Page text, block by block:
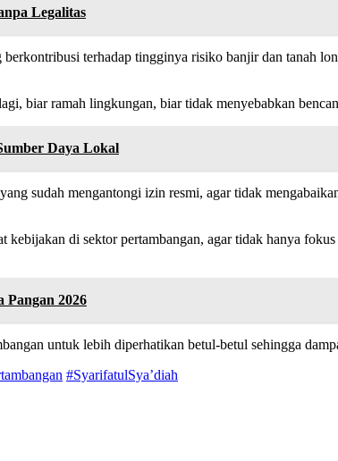
Legalitas
terhadap tingginya risiko banjir dan tanah
biar ramah lingkungan, biar tidak menyebabkan
Daya Lokal
sudah mengantongi izin resmi, agar tidak
di sektor pertambangan, agar tidak hanya
Pangan 2026
untuk lebih diperhatikan betul-betul sehingga
#SyarifatulSya’diah